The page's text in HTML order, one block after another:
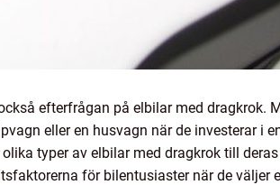
efterfrågan på elbilar med dragkrok.
eller en husvagn när de investerar i
typer av elbilar med dragkrok till
för bilentusiaster när de väljer